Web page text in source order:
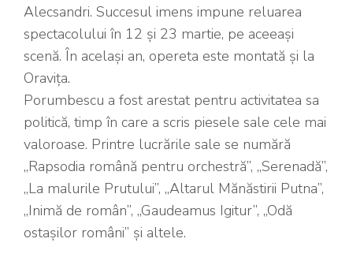
Alecsandri. Succesul imens impune reluarea
spectacolului în 12 și 23 martie, pe aceeași
scenă. În același an, opereta este montată și la
Oravița.
Porumbescu a fost arestat pentru activitatea sa
politică, timp în care a scris piesele sale cele mai
valoroase. Printre lucrările sale se numără
„Rapsodia română pentru orchestră”, „Serenadă”,
„La malurile Prutului”, „Altarul Mănăstirii Putna”,
„Inimă de român”, „Gaudeamus Igitur”, „Odă
ostașilor români” și altele.